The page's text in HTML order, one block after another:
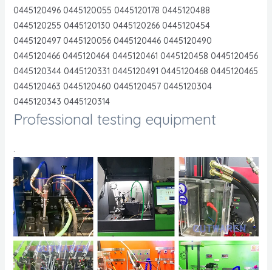
0445120496 0445120055 0445120178 0445120488
0445120255 0445120130 0445120266 0445120454
0445120497 0445120056 0445120446 0445120490
0445120466 0445120464 0445120461 0445120458 0445120456
0445120344 0445120331 0445120491 0445120468 0445120465
0445120463 0445120460 0445120457 0445120304
0445120343 0445120314
Professional testing equipment
.